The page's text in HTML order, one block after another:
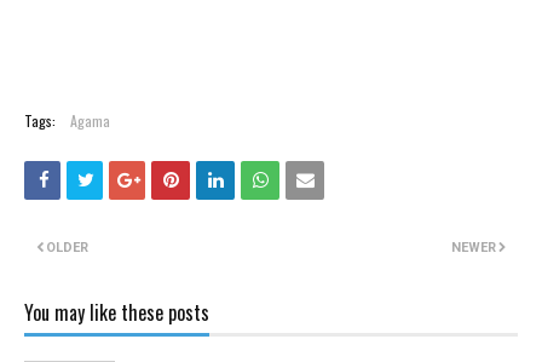
Tags: Agama
NEWER
OLDER
You may like these posts